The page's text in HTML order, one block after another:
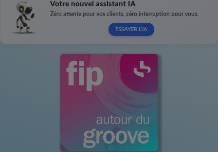
Votre nouvel assistant IA
Zéro attente pour vos clients, zéro interruption pour vous.
ESSAYER L'IA